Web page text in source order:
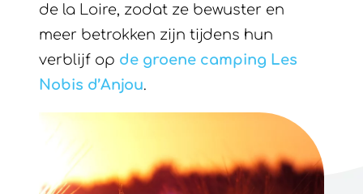
de la Loire, zodat ze bewuster en
meer betrokken zijn tijdens hun
verblijf op de groene camping Les
Nobis d’Anjou.